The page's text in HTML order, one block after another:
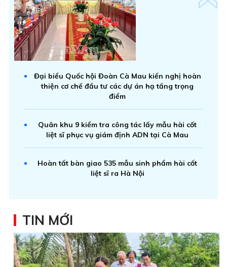
Đại biểu Quốc hội Đoàn Cà Mau kiến nghị hoàn
thiện cơ chế đầu tư các dự án hạ tầng trọng
điểm
Quân khu 9 kiểm tra công tác lấy mẫu hài cốt
liệt sĩ phục vụ giám định ADN tại Cà Mau
Hoàn tất bàn giao 535 mẫu sinh phẩm hài cốt
liệt sĩ ra Hà Nội
TIN MỚI